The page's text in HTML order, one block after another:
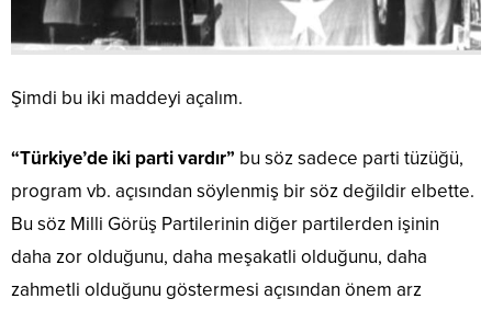
Şimdi bu iki maddeyi açalım.
“Türkiye’de iki parti vardır” bu söz sadece parti tüzüğü,
program vb. açısından söylenmiş bir söz değildir elbette.
Bu söz Milli Görüş Partilerinin diğer partilerden işinin
daha zor olduğunu, daha meşakatli olduğunu, daha
zahmetli olduğunu göstermesi açısından önem arz